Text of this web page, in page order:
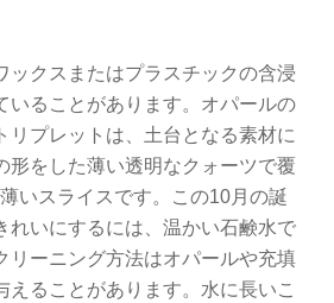
ックスまたはプラスチックの含浸
いることがあります。オパールの
リプレットは、土台となる素材に
形をした薄い透明なクォーツで覆
いスライスです。この10月の誕
れいにするには、温かい石鹸水で
リーニング方法はオパールや充填
えることがあります。水に長いこ